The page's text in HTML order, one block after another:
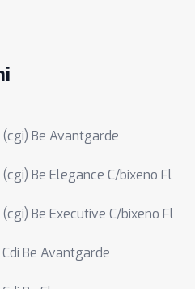
Be Avantgarde
Be Elegance C/bixeno Fl
Be Executive C/bixeno Fl
Be Avantgarde